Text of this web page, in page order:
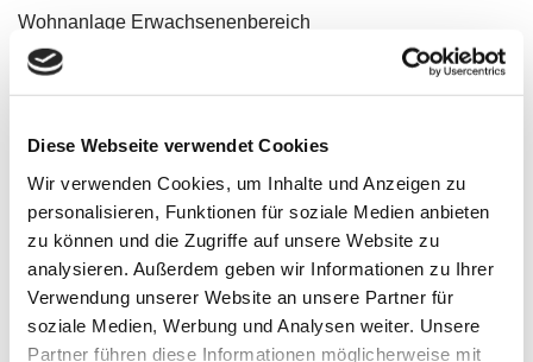
Diese Webseite verwendet Cookies
Wir verwenden Cookies, um Inhalte und Anzeigen zu
personalisieren, Funktionen für soziale Medien anbieten
zu können und die Zugriffe auf unsere Website zu
analysieren. Außerdem geben wir Informationen zu Ihrer
Verwendung unserer Website an unsere Partner für
soziale Medien, Werbung und Analysen weiter. Unsere
Partner führen diese Informationen möglicherweise mit
Wohnanlage Erwachsenenbereich
Berichterstattung aus der MainPost:
Die Wohnanlage am Wald auf dem Heuchelhof in
Würzburg verfügt seit Kurzem über ein besonderes
Fahrzeug: Dank zahlreicher Spenden anlässlich der
Trauerfeier für Pfarrer Werner Schindelin konnte die
Stiftung Wohnstätten gemeinsam mit dem Verein für
Menschen mit Körper- und Mehrfachbehinderung e.V.
Würzburg-Heuchelhof einen Elektrobus anschaffen.
Pfarrer Schindelin, der am 15. September 2023 verstorben